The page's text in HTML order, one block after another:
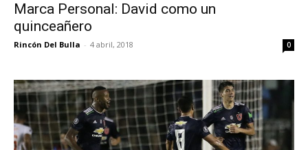
Marca Personal: David como un
quinceañero
Rincón Del Bulla - 4 abril, 2018 0